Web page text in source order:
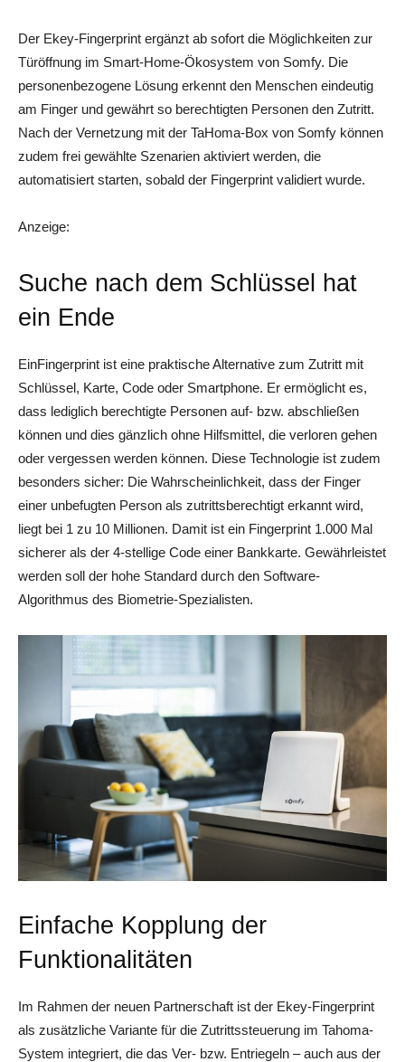
Der Ekey-Fingerprint ergänzt ab sofort die Möglichkeiten zur
Türöffnung im Smart-Home-Ökosystem von Somfy. Die
personenbezogene Lösung erkennt den Menschen eindeutig
am Finger und gewährt so berechtigten Personen den Zutritt.
Nach der Vernetzung mit der TaHoma-Box von Somfy können
zudem frei gewählte Szenarien aktiviert werden, die
automatisiert starten, sobald der Fingerprint validiert wurde.
Anzeige:
Suche nach dem Schlüssel hat
ein Ende
EinFingerprint ist eine praktische Alternative zum Zutritt mit
Schlüssel, Karte, Code oder Smartphone. Er ermöglicht es,
dass lediglich berechtigte Personen auf- bzw. abschließen
können und dies gänzlich ohne Hilfsmittel, die verloren gehen
oder vergessen werden können. Diese Technologie ist zudem
besonders sicher: Die Wahrscheinlichkeit, dass der Finger
einer unbefugten Person als zutrittsberechtigt erkannt wird,
liegt bei 1 zu 10 Millionen. Damit ist ein Fingerprint 1.000 Mal
sicherer als der 4-stellige Code einer Bankkarte. Gewährleistet
werden soll der hohe Standard durch den Software-
Algorithmus des Biometrie-Spezialisten.
Einfache Kopplung der
Funktionalitäten
Im Rahmen der neuen Partnerschaft ist der Ekey-Fingerprint
als zusätzliche Variante für die Zutrittssteuerung im Tahoma-
System integriert, die das Ver- bzw. Entriegeln – auch aus der